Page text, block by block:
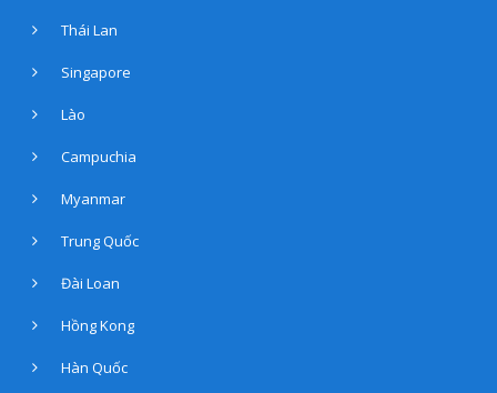
Thái Lan
Singapore
Lào
Campuchia
Myanmar
Trung Quốc
Đài Loan
Hồng Kong
Hàn Quốc